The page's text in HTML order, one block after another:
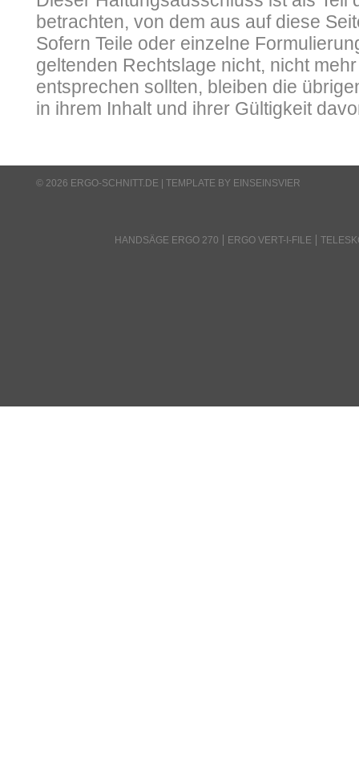
betrachten, von dem aus auf diese
Sofern Teile oder einzelne
geltenden Rechtslage nicht, nicht
entsprechen sollten, bleiben die
in ihrem Inhalt und ihrer Gültigkeit
© 2026 ERGO-SCHNITT.DE | TEMPLATE BY EINSEINSVIER
HANDSÄGE ERGO 270 ERGO VERT-I-FILE